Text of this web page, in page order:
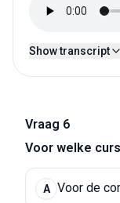
Show transcript
Vraag 6
Voor welke
A Voor de